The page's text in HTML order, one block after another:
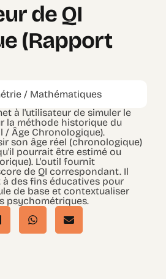
de QI
(Rapport
/ Mathématiques
à l'utilisateur de simuler le
la méthode historique du
/ Âge Chronologique).
son âge réel (chronologique)
pourrait être estimé ou
L'outil fournit
de QI correspondant. Il
des fins éducatives pour
de base et contextualiser
psychométriques.